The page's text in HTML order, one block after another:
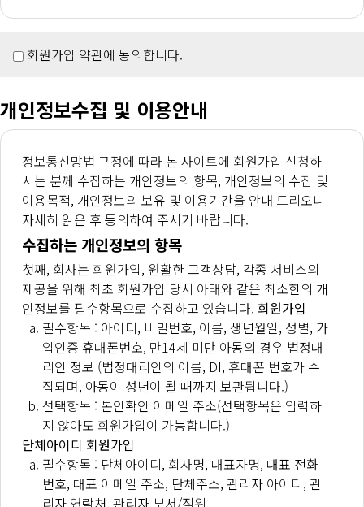
온라인디지털콘텐츠(각종 정보콘텐츠, 아이템 기타
유료콘텐츠를 포함) 및 제반 서비스를 의미합니다.
어 "서비스상"에 게시한 부호ㆍ문자ㆍ음성ㆍ음향ㆍ
화상ㆍ동영상 등의 정보 형태의 글, 사진, 동영상 및
제 3 조 (약관의 게시와 개정)
"회사"는 이 약관의 내용을 "회원"이 쉽게 알 수 있도
록 서비스 초기 화면에 게시합니다.
"회사"는 "약관의규제에관한법률", "정보통신망이용
촉진및정보보호등에관한법률(이하 "정보통신망법")"
등 관련법을 위배하지 않는 범위에서 이 약관을 개정
할 수 있습니다.
"회사"가 약관을 개정할 경우에는 적용일자 및 개정사
유를 명시하여 현행약관과 함께 제1항의 방식에 따라
그 개정약관의 적용일자 30일 전부터 적용일자 전일
까지 공지합니다. 다만, 회원에게 불리한 약관의 개정
의 경우에는 공지 외에 일정기간 서비스내 전자우편,
전자쪽지, 로그인시 동의창 등의 전자적 수단을 통해
따로 명확히 통지하도록 합니다.
회사가 전항에 따라 개정약관을 공지 또는 통지하면
서 회원에게 30일 기간 내에 의사표시를 하지 않으면
의사표시가 표명된 것으로 본다는 뜻을 명확하게 공
회원가입 약관에 동의합니다.
개인정보수집 및 이용안내
정보통신망법 규정에 따라 본 사이트에 회원가입 신청하
시는 분께 수집하는 개인정보의 항목, 개인정보의 수집 및
이용목적, 개인정보의 보유 및 이용기간을 안내 드리오니
자세히 읽은 후 동의하여 주시기 바랍니다.
수집하는 개인정보의 항목
첫째, 회사는 회원가입, 원활한 고객상담, 각종 서비스의
제공을 위해 최초 회원가입 당시 아래와 같은 최소한의 개
인정보를 필수항목으로 수집하고 있습니다. 회원가입
필수항목 : 아이디, 비밀번호, 이름, 생년월일, 성별, 가
입인증 휴대폰번호, 만14세 미만 아동의 경우 법정대
리인 정보 (법정대리인의 이름, DI, 휴대폰 번호가 수
집되며, 아동이 성년이 될 때까지 보관됩니다.)
선택항목 : 본인확인 이메일 주소(선택항목은 입력하
지 않아도 회원가입이 가능합니다.)
단체아이디 회원가입
필수항목 : 단체아이디, 회사명, 대표자명, 대표 전화
번호, 대표 이메일 주소, 단체주소, 관리자 아이디, 관
리자 연락처, 관리자 부서/직위